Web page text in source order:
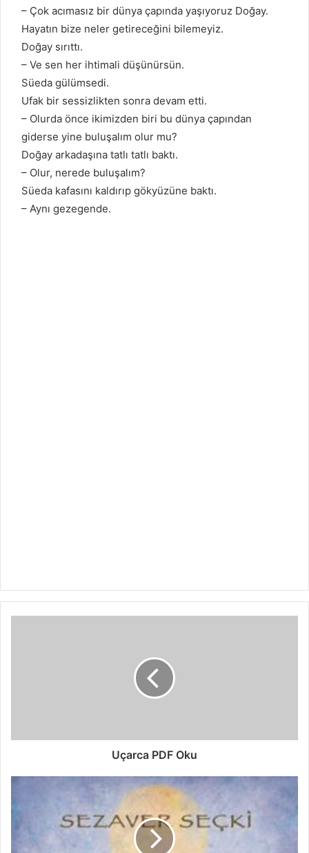
– Çok acımasız bir dünya çapında yaşıyoruz Doğay.
Hayatın bize neler getireceğini bilemeyiz.
Doğay sırıttı.
– Ve sen her ihtimali düşünürsün.
Süeda gülümsedi.
Ufak bir sessizlikten sonra devam etti.
– Olurda önce ikimizden biri bu dünya çapından
giderse yine buluşalım olur mu?
Doğay arkadaşına tatlı tatlı baktı.
– Olur, nerede buluşalım?
Süeda kafasını kaldırıp gökyüzüne baktı.
– Aynı gezegende.
Uçarca PDF Oku